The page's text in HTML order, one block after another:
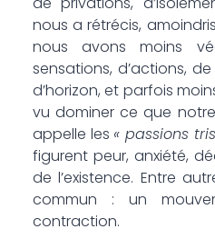
nous a rétrécis,
nous avons moins
sensations, d’actions,
d’horizon, et parfois
vu dominer ce que
appelle les « passions
figurent peur, anxiété,
de l’existence. Entre
commun : un
contraction.